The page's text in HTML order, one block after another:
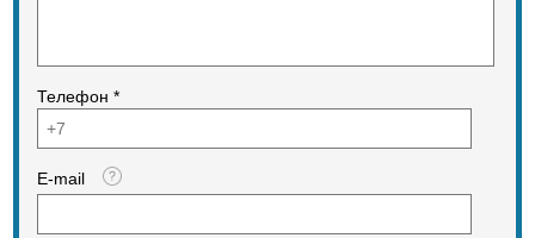
Телефон *
E-mail